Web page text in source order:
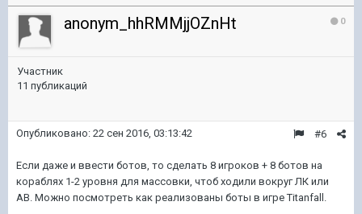
0
anonym_hhRMMjjOZnHt
Участник
11 публикаций
#6
Опубликовано: 22 сен 2016, 03:13:42
Если даже и ввести ботов, то сделать 8 игроков + 8 ботов на
кораблях 1-2 уровня для массовки, чтоб ходили вокруг ЛК или
АВ. Можно посмотреть как реализованы боты в игре Titanfall.